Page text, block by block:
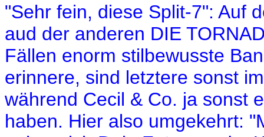
"Sehr fein, diese Split-7": Auf
aud der anderen DIE
Fällen enorm stilbewusste
erinnere, sind letztere sonst
während Cecil & Co. ja sonst
haben. Hier also umgekehrt: